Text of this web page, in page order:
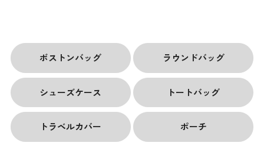
ボストンバッグ ラウンドバッグ
シューズケース トートバッグ
トラベルカバー ポーチ